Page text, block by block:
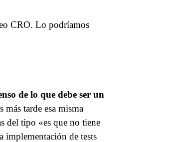
CRO. Lo podríamos
de lo que debe ser un
tarde esa misma
del tipo «es que no tiene
implementación de tests